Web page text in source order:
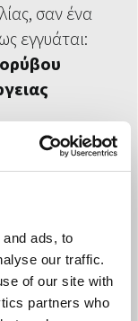
ads, to
our traffic.
of our site with
partners who
σαν ένα
εγγυάται:
συστήματα
έχει
επιφανειακή